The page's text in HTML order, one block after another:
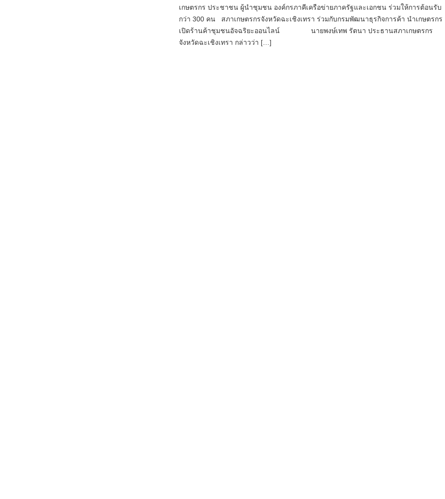
เกษตรกร ประชาชน ผู้นำชุมชน องค์กรภาคีเครือข่ายภาครัฐและเอกชน ร่วมให้การต้อนรับ
กว่า 300 คน สภาเกษตรกรจังหวัดฉะเชิงเทรา ร่วมกับ​กรมพัฒนาธุรกิจการค้า นำเกษตรกร
เปิดร้านค้าชุมชนอัจฉริยะออนไลน์ นายพงษ์เทพ รัตนา ประธานสภาเกษตรกร
จังหวัดฉะเชิงเทรา กล่าวว่า […]